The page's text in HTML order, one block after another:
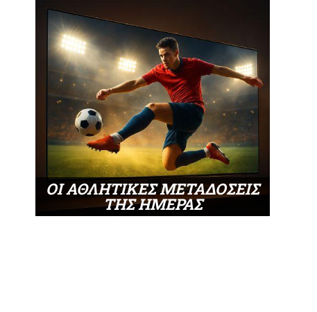
ΟΙ ΑΘΛΗΤΙΚΕΣ ΜΕΤΑΔΟΣΕΙΣ
ΤΗΣ ΗΜΕΡΑΣ